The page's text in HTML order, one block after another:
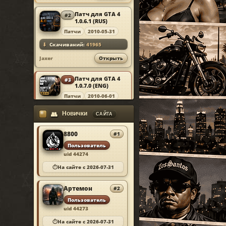
▦ Traffic Load
◉ Ultimate Camera Control
MOD
#2 Патч для GTA 4
1.0.6.1 (RUS)
Патчи
2010-05-31
⬇ Скачиваний: 41965
Jaxer
Открыть
MOD
#3 Патч для GTA 4
1.0.7.0 (ENG)
Патчи
2010-06-01
⬇
Jaxer
Открыть
MOD
#4 Simple Native
Trainer v6.5
Скрипты
2013-03-09
⬇ Скачиваний:41788
Alex9581
Открыть
MOD
#5 Chikamru Real
Traffic v1.0
👥 Новички САЙТА
8800
#1
Пользователь
uid 44274
⏱На сайте с 2026-07-31
Артемон
#2
Пользователь
uid 44273
⏱На сайте с 2026-07-31